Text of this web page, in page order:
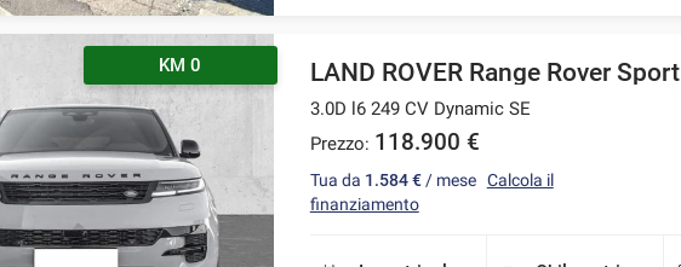
KM 0 LAND ROVER Range Rover Sport
3.0D l6 249 CV Dynamic SE
Prezzo: 118.900 €
Tua da 1.584 €/ mese Calcola il
finanziamento